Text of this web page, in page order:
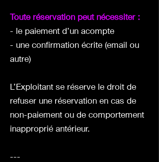
Toute réservation peut nécessiter :
- le paiement d’un acompte
- une confirmation écrite (email ou
autre)
L’Exploitant se réserve le droit de
refuser une réservation en cas de
non-paiement ou de comportement
inapproprié antérieur.
---